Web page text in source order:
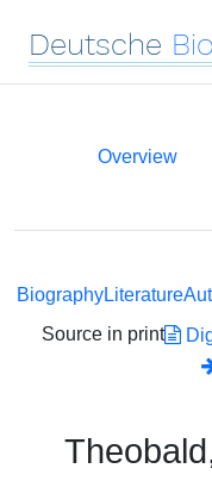
Deutsche
Overview
BiographyLiterature
Source in print